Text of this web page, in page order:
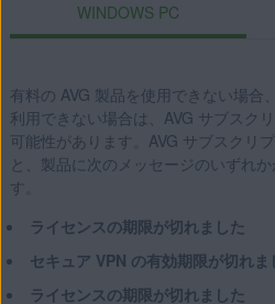
AVG セキュア VPN 1.x Windows
AVG インターネット セキュリテ
AVG セキュア VPN 1.x Mac 版
AVG アンチトラック 1.x Mac 版
オペレーティング システム:
WINDOWS PC
有料の AVG 製品を使用できない場合
利用できない場合は、AVG サブスク
可能性があります。AVG サブスクリ
と、製品に次のメッセージのいずれ
す。
ライセンスの期限が切れました
セキュア VPN の有効期限が切れま
ライセンスの期限が切れました